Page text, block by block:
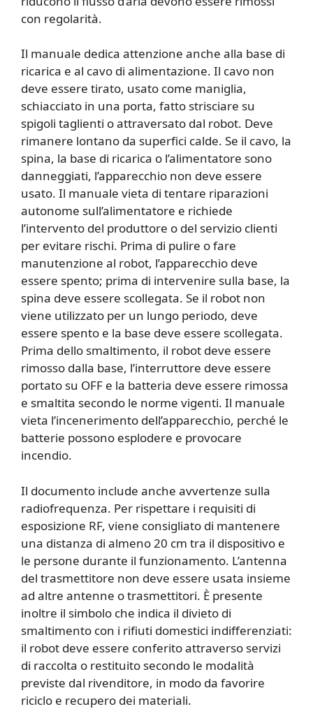
con regolarità.
Il manuale dedica attenzione anche alla base di
ricarica e al cavo di alimentazione. Il cavo non
deve essere tirato, usato come maniglia,
schiacciato in una porta, fatto strisciare su
spigoli taglienti o attraversato dal robot. Deve
rimanere lontano da superfici calde. Se il cavo, la
spina, la base di ricarica o l’alimentatore sono
danneggiati, l’apparecchio non deve essere
usato. Il manuale vieta di tentare riparazioni
autonome sull’alimentatore e richiede
l’intervento del produttore o del servizio clienti
per evitare rischi. Prima di pulire o fare
manutenzione al robot, l’apparecchio deve
essere spento; prima di intervenire sulla base, la
spina deve essere scollegata. Se il robot non
viene utilizzato per un lungo periodo, deve
essere spento e la base deve essere scollegata.
Prima dello smaltimento, il robot deve essere
rimosso dalla base, l’interruttore deve essere
portato su OFF e la batteria deve essere rimossa
e smaltita secondo le norme vigenti. Il manuale
vieta l’incenerimento dell’apparecchio, perché le
batterie possono esplodere e provocare
incendio.
Il documento include anche avvertenze sulla
radiofrequenza. Per rispettare i requisiti di
esposizione RF, viene consigliato di mantenere
una distanza di almeno 20 cm tra il dispositivo e
le persone durante il funzionamento. L’antenna
del trasmettitore non deve essere usata insieme
ad altre antenne o trasmettitori. È presente
inoltre il simbolo che indica il divieto di
smaltimento con i rifiuti domestici indifferenziati:
il robot deve essere conferito attraverso servizi
di raccolta o restituito secondo le modalità
previste dal rivenditore, in modo da favorire
riciclo e recupero dei materiali.